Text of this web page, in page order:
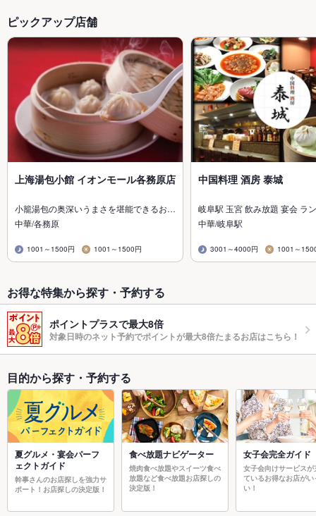
ピックアップ店舗
上海湯包小館 イオンモール各務原店
小籠湯包の奥深いうまさを堪能できるお…
中華/各務原
1001～1500円 1001～1500円
中国料理 酒房 泰城
岐阜駅 玉宮 飲み放題 宴会 ラ
中華/岐阜駅
3001～4000円 1001～
お得な特集から探す・予約する
ポイントプラスで最大8倍
対象日時のネット予約でポイントが最大8倍たまるお店はこちら！
目的から探す・予約する
夏グルメ・宴会パーフ
ェクトガイド
幹事さんのお店探しを強力サ
ポート！お店探しの決定版！
食べ放題ナビゲーター
焼肉食べ放題やスイーツ食べ
放題など食べ放題お店探しの
決定版！
女子会完全ガイド
女子会向けサービスが
ているお得なお店がい
い！